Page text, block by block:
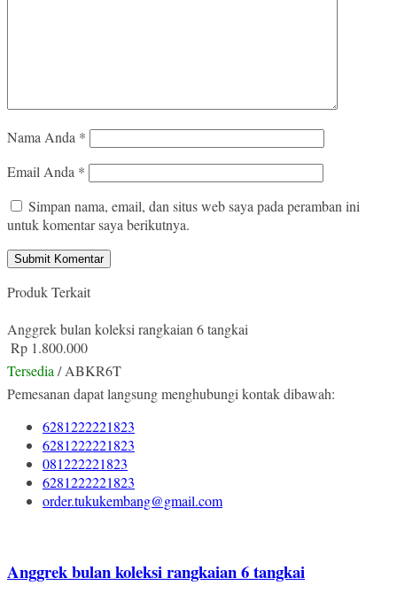
Nama Anda *
Email Anda *
Simpan nama, email, dan situs web saya pada peramban ini
untuk komentar saya berikutnya.
Produk Terkait
Anggrek bulan koleksi rangkaian 6 tangkai
Rp 1.800.000
Tersedia/ ABKR6T
Pemesanan dapat langsung menghubungi kontak dibawah:
6281222221823
6281222221823
081222221823
6281222221823
order.tukukembang@gmail.com
Anggrek bulan koleksi rangkaian 6 tangkai